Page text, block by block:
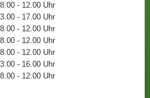
- 12.00 Uhr
- 17.00 Uhr
- 12.00 Uhr
- 12.00 Uhr
- 12.00 Uhr
- 16.00 Uhr
- 12:00 Uhr